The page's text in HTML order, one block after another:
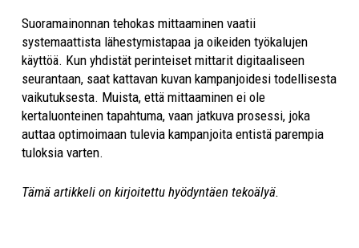
Suoramainonnan tehokas mittaaminen vaatii
systemaattista lähestymistapaa ja oikeiden työkalujen
käyttöä. Kun yhdistät perinteiset mittarit digitaaliseen
seurantaan, saat kattavan kuvan kampanjoidesi todellisesta
vaikutuksesta. Muista, että mittaaminen ei ole
kertaluonteinen tapahtuma, vaan jatkuva prosessi, joka
auttaa optimoimaan tulevia kampanjoita entistä parempia
tuloksia varten.
Tämä artikkeli on kirjoitettu hyödyntäen tekoälyä.